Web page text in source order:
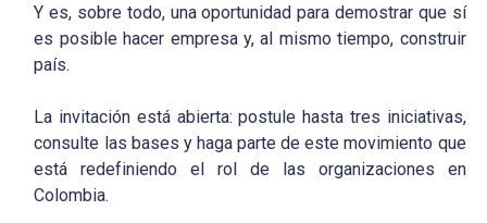
Y es, sobre todo, una oportunidad para demostrar que sí
es posible hacer empresa y, al mismo tiempo, construir
país.
La invitación está abierta: postule hasta tres iniciativas,
consulte las bases y haga parte de este movimiento que
está redefiniendo el rol de las organizaciones en
Colombia.